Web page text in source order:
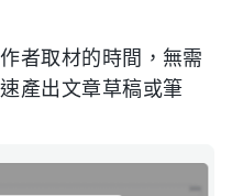
者取材的時間，無需
產出文章草稿或筆